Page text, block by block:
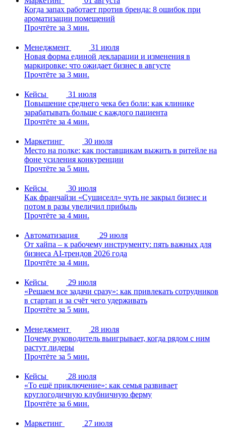
Когда запах работает против бренда: 8 ошибок при
ароматизации помещений
Прочтёте за 3 мин.
Менеджмент
31 июля
Новая форма единой декларации и изменения в
маркировке: что ожидает бизнес в августе
Прочтёте за 3 мин.
Кейсы
31 июля
Повышение среднего чека без боли: как клинике
зарабатывать больше с каждого пациента
Прочтёте за 4 мин.
Маркетинг
30 июля
Место на полке: как поставщикам выжить в ритейле на
фоне усиления конкуренции
Прочтёте за 5 мин.
Кейсы
30 июля
Как франчайзи «Сушиселл» чуть не закрыл бизнес и
потом в разы увеличил прибыль
Прочтёте за 4 мин.
Автоматизация
29 июля
От хайпа – к рабочему инструменту: пять важных для
бизнеса AI-трендов 2026 года
Прочтёте за 4 мин.
Кейсы
29 июля
«Решаем все задачи сразу»: как привлекать сотрудников
в стартап и за счёт чего удерживать
Прочтёте за 5 мин.
Менеджмент
28 июля
Почему руководитель выигрывает, когда рядом с ним
растут лидеры
Прочтёте за 5 мин.
Кейсы
28 июля
«То ещё приключение»: как семья развивает
круглогодичную клубничную ферму
Прочтёте за 6 мин.
Маркетинг
27 июля